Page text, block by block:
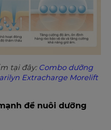
tại đây: Combo dưỡng
Extracharge Morelift
để nuôi dưỡng